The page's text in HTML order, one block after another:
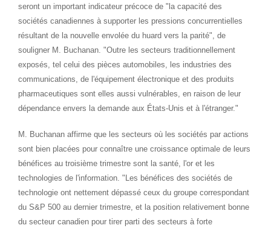
seront un important indicateur précoce de "la capacité des
sociétés canadiennes à supporter les pressions concurrentielles
résultant de la nouvelle envolée du huard vers la parité", de
souligner M. Buchanan. "Outre les secteurs traditionnellement
exposés, tel celui des pièces automobiles, les industries des
communications, de l'équipement électronique et des produits
pharmaceutiques sont elles aussi vulnérables, en raison de leur
dépendance envers la demande aux États-Unis et à l'étranger."
M. Buchanan affirme que les secteurs où les sociétés par actions
sont bien placées pour connaître une croissance optimale de leurs
bénéfices au troisième trimestre sont la santé, l'or et les
technologies de l'information. "Les bénéfices des sociétés de
technologie ont nettement dépassé ceux du groupe correspondant
du S&P 500 au dernier trimestre, et la position relativement bonne
du secteur canadien pour tirer parti des secteurs à forte